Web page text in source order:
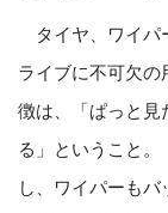
タイヤ、ワイパ
ライブに不可欠
徴は、「ぱっと見
る」ということ
し、ワイパーも